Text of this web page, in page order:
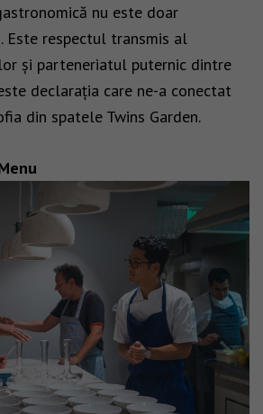
nu este doar
Este respectul transmis al
și parteneriatul puternic dintre
declarația care ne-a conectat
din spatele Twins Garden.